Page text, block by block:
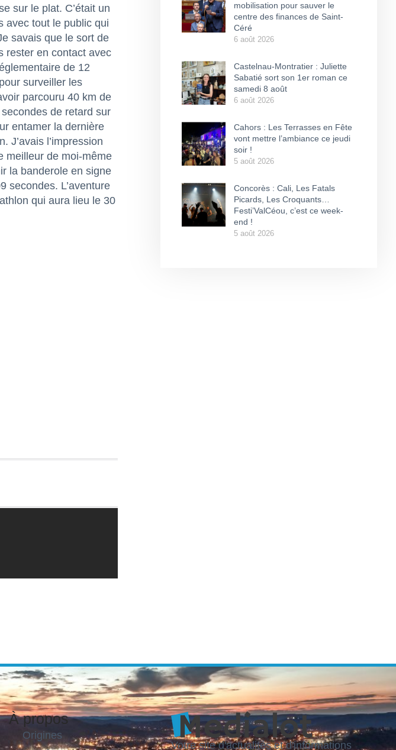
sur le plat. C’était un
avec tout le public qui
savais que le sort de
rester en contact avec
de 12
surveiller les
parcouru 40 km de
de retard sur
entamer la dernière
J’avais l’impression
meilleur de moi-même
la banderole en signe
secondes. L’aventure
qui aura lieu le 30
mobilisation pour sauver le
centre des finances de Saint-
Céré
6 août 2026
Castelnau-Montratier : Juliette
Sabatié sort son 1er roman ce
samedi 8 août
6 août 2026
Cahors : Les Terrasses en Fête
vont mettre l’ambiance ce jeudi
soir !
5 août 2026
Concorès : Cali, Les Fatals
Picards, Les Croquants…
Festi’ValCéou, c’est ce week-
end !
5 août 2026
À propos
Origines
Votre site d'actualités et d'informations